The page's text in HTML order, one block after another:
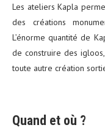
Les ateliers Kapla
des créations
L’énorme quantité de
de construire des
toute autre création
Quand et où ?